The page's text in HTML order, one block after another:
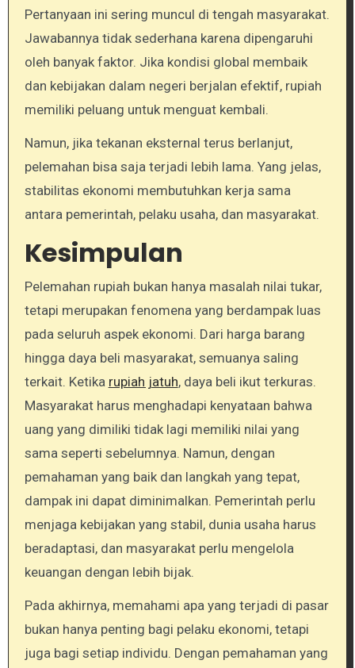
Pertanyaan ini sering muncul di tengah masyarakat.
Jawabannya tidak sederhana karena dipengaruhi
oleh banyak faktor. Jika kondisi global membaik
dan kebijakan dalam negeri berjalan efektif, rupiah
memiliki peluang untuk menguat kembali.
Namun, jika tekanan eksternal terus berlanjut,
pelemahan bisa saja terjadi lebih lama. Yang jelas,
stabilitas ekonomi membutuhkan kerja sama
antara pemerintah, pelaku usaha, dan masyarakat.
Kesimpulan
Pelemahan rupiah bukan hanya masalah nilai tukar,
tetapi merupakan fenomena yang berdampak luas
pada seluruh aspek ekonomi. Dari harga barang
hingga daya beli masyarakat, semuanya saling
terkait. Ketika rupiah jatuh, daya beli ikut terkuras.
Masyarakat harus menghadapi kenyataan bahwa
uang yang dimiliki tidak lagi memiliki nilai yang
sama seperti sebelumnya. Namun, dengan
pemahaman yang baik dan langkah yang tepat,
dampak ini dapat diminimalkan. Pemerintah perlu
menjaga kebijakan yang stabil, dunia usaha harus
beradaptasi, dan masyarakat perlu mengelola
keuangan dengan lebih bijak.
Pada akhirnya, memahami apa yang terjadi di pasar
bukan hanya penting bagi pelaku ekonomi, tetapi
juga bagi setiap individu. Dengan pemahaman yang